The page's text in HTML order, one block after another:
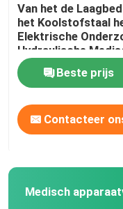
Medisch
De voederbak
Elektrisch
Het Karretje van
Van het de
het Koolstofstaal
Elektrische
Hydraulische
Blauw
Beste prijs
Contacteer
Medisch